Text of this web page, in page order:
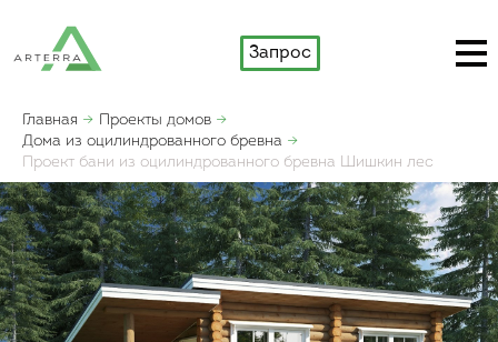
Запрос
Главная
Проекты домов
Дома из оцилиндрованного бревна
Проект бани из оцилиндрованного бревна Шишкин лес